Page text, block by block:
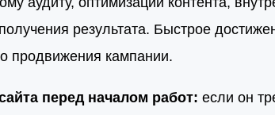
результата. Быстрое
продвижения кампании.
перед началом работ: если он